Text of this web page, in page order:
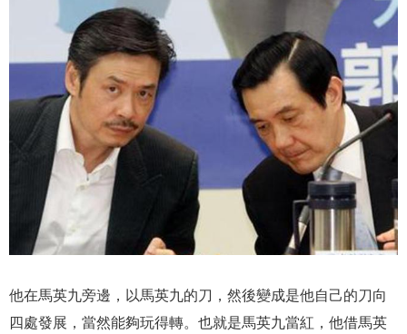
他在馬英九旁邊，以馬英九的刀，然後變成是他自己的刀向
四處發展，當然能夠玩得轉。也就是馬英九當紅，他借馬英